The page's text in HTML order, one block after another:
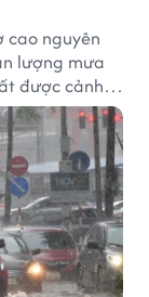
cao nguyên
lượng mưa
được cảnh